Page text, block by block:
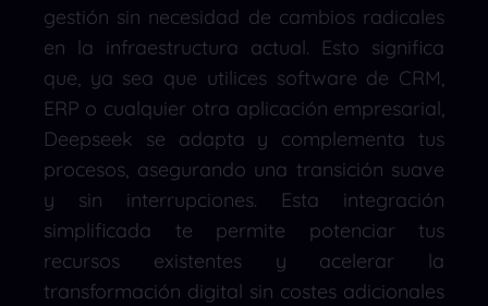
gestión sin necesidad de cambios radicales
en la infraestructura actual. Esto significa
que, ya sea que utilices software de CRM,
ERP o cualquier otra aplicación empresarial,
Deepseek se adapta y complementa tus
procesos, asegurando una transición suave
y sin interrupciones. Esta integración
simplificada te permite potenciar tus
recursos existentes y acelerar la
transformación digital sin costes adicionales